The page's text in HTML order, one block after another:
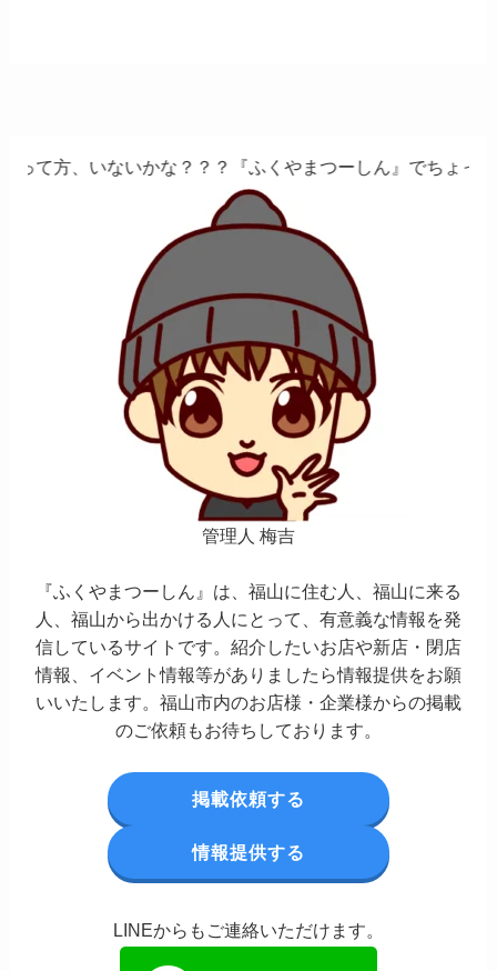
？？？『ふくやまつーしん』でちょっとしたバイト、しま
管理人 梅吉
『ふくやまつーしん』は、福山に住む人、福山に来る
人、福山から出かける人にとって、有意義な情報を発
信しているサイトです。紹介したいお店や新店・閉店
情報、イベント情報等がありましたら情報提供をお願
いいたします。福山市内のお店様・企業様からの掲載
のご依頼もお待ちしております。
掲載依頼する
情報提供する
LINEからもご連絡いただけます。